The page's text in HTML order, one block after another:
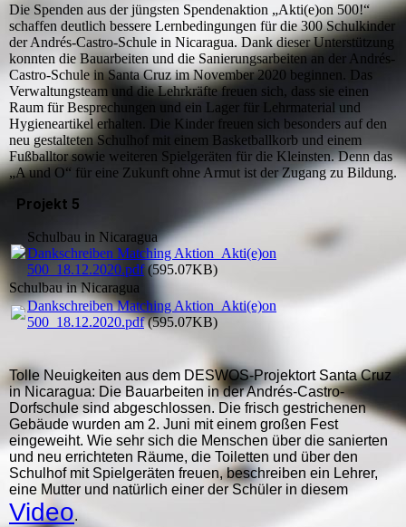
Die Spenden aus der jüngsten Spendenaktion „Akti(e)on 500!“
schaffen deutlich bessere Lernbedingungen für die 300 Schulkinder
der Andrés-Castro-Schule in Nicaragua. Dank dieser Unterstützung
konnten die Bauarbeiten und die Sanierungsarbeiten an der Andrés-
Castro-Schule in Santa Cruz im November 2020 beginnen. Das
Verwaltungsteam und die Lehrkräfte freuen sich, dass sie einen
Raum für Besprechungen und ein Lager für Lehrmaterial und
Hygieneartikel erhalten. Die Kinder freuen sich besonders auf den
neu gestalteten Schulhof mit einem Basketballkorb und einem
Fußballtor sowie weiteren Spielgeräten für die Kleinsten. Denn das
„A und O“ für eine Zukunft ohne Armut ist der Zugang zu Bildung.
Projekt 5
Schulbau in Nicaragua
Dankschreiben Matching Aktion_Akti(e)on
500_18.12.2020.pdf(595.07KB)
Schulbau in Nicaragua
Dankschreiben Matching Aktion_Akti(e)on
500_18.12.2020.pdf(595.07KB)
Tolle Neuigkeiten aus dem DESWOS-Projektort Santa Cruz
in Nicaragua: Die Bauarbeiten in der Andrés-Castro-
Dorfschule sind abgeschlossen. Die frisch gestrichenen
Gebäude wurden am 2. Juni mit einem großen Fest
eingeweiht. Wie sehr sich die Menschen über die sanierten
und neu errichteten Räume, die Toiletten und über den
Schulhof mit Spielgeräten freuen, beschreiben ein Lehrer,
eine Mutter und natürlich einer der Schüler in diesem
Video.